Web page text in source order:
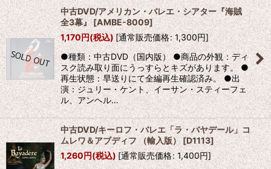
中古DVD/アメリカン・バレエ・シアター『海賊
全3幕』[AMBE-8009]
1,170円(税込) [通常販売価格: 1,300円]
●種類：中古DVD（国内版） ●商品の外観：ディ
スク読み取り面にうっすらとキズがあります。 ●
再生状態：早送りにて全編再生確認済み。 ●出
演：ジュリー・ケント、イーサン・スティーフェ
ル、アンヘル…
中古DVD/キーロフ・バレエ「ラ・バヤデール」コ
ムレワ＆アブディフ （輸入版）[D1113]
1,260円(税込) [通常販売価格: 1,400円]